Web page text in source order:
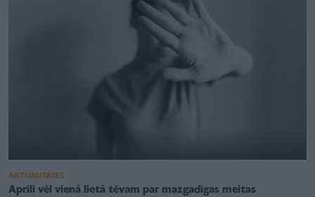
AKTUALITĀTES
Aprīlī vēl vienā lietā tēvam par mazgadīgas meitas